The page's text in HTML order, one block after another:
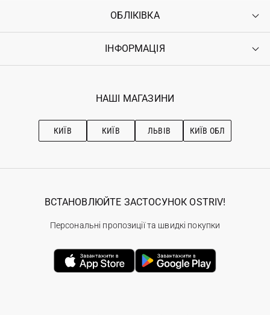
Контакти
Повернення
Гарантія
ОБЛІКІВКА
Увійти
Ostriv Club+
ІНФОРМАЦІЯ
Наші магазини
Рекомендації з догляду
НАШІ МАГАЗИНИ
КИЇВ КИЇВ ЛЬВІВ КИЇВ ОБЛ
ВСТАНОВЛЮЙТЕ ЗАСТОСУНОК OSTRIV!
Персональні пропозиції та швидкі покупки